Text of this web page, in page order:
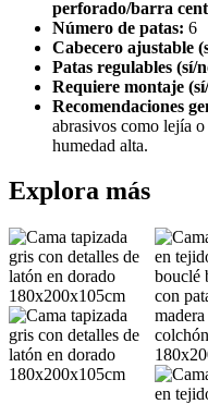
perforado/barra
Número de patas: 6
Cabecero ajustable
Patas regulables (sí/
Requiere montaje
Recomendaciones
abrasivos como lejía
humedad alta.
Explora más